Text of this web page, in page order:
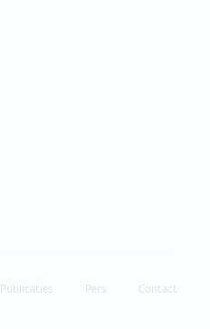
Publicaties Pers Contact